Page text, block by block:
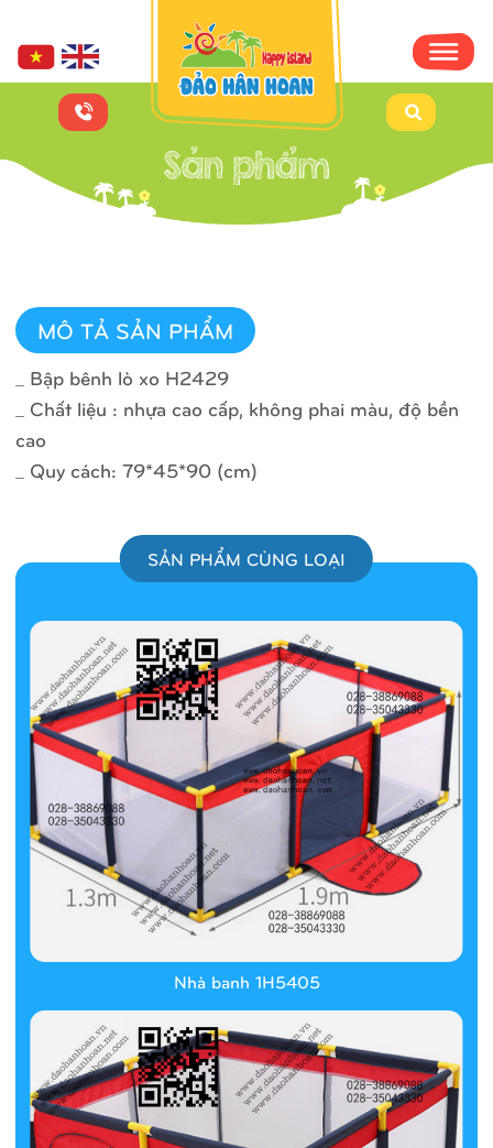
MÔ TẢ SẢN PHẨM
_ Bập bênh lò xo H2429
_ Chất liệu : nhựa cao cấp, không phai màu, độ bền
cao
_ Quy cách: 79*45*90 (cm)
SẢN PHẨM CÙNG LOẠI
Nhà banh 1H5405